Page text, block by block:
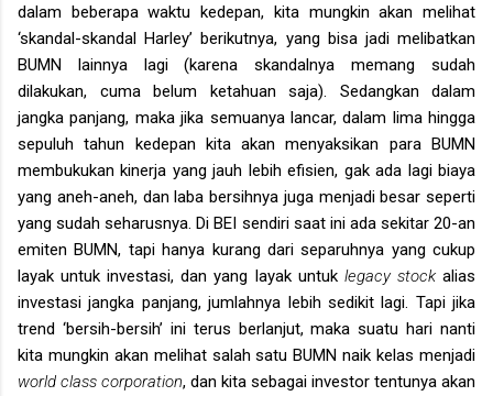
dalam beberapa waktu kedepan, kita mungkin akan melihat
‘skandal-skandal Harley’ berikutnya, yang bisa jadi melibatkan
BUMN lainnya lagi (karena skandalnya memang sudah
dilakukan, cuma belum ketahuan saja). Sedangkan dalam
jangka panjang, maka jika semuanya lancar, dalam lima hingga
sepuluh tahun kedepan kita akan menyaksikan para BUMN
membukukan kinerja yang jauh lebih efisien, gak ada lagi biaya
yang aneh-aneh, dan laba bersihnya juga menjadi besar seperti
yang sudah seharusnya. Di BEI sendiri saat ini ada sekitar 20-an
emiten BUMN, tapi hanya kurang dari separuhnya yang cukup
layak untuk investasi, dan yang layak untuk legacy stockalias
investasi jangka panjang, jumlahnya lebih sedikit lagi. Tapi jika
trend ‘bersih-bersih’ ini terus berlanjut, maka suatu hari nanti
kita mungkin akan melihat salah satu BUMN naik kelas menjadi
world class corporation, dan kita sebagai investor tentunya akan